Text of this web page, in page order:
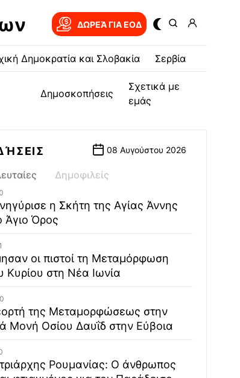
ΔΩΡΕΆ ΓΙΑ EOΔ
Δημοκρατία και Σλοβακία Σερβία
Δημοσκοπήσεις
Σχετικά με
εμάς
08 Αυγούστου 2026
Δημοφιλείς
η Σκήτη της Αγίας Άννης
Άγιο Όρος
οι πιστοί τη Μεταμόρφωση
Κυρίου στη Νέα Ιωνία
της Μεταμορφώσεως στην
Μονή Οσίου Δαυΐδ στην Εύβοια
Ρουμανίας: Ο άνθρωπος